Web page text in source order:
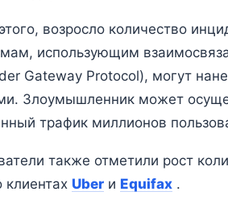
возросло количество
использующим
Gateway Protocol), могут
Злоумышленник может
трафик миллионов
также отметили рост
Uber и Equifax .